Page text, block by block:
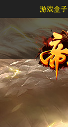
游戏盒子